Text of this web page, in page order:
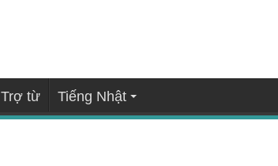
Trợ từ Tiếng Nhật